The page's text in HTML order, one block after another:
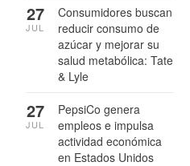
Consumidores buscan
reducir consumo de
azúcar y mejorar su
salud metabólica: Tate
& Lyle
27
JUL
PepsiCo genera
empleos e impulsa
actividad económica
en Estados Unidos
27
JUL